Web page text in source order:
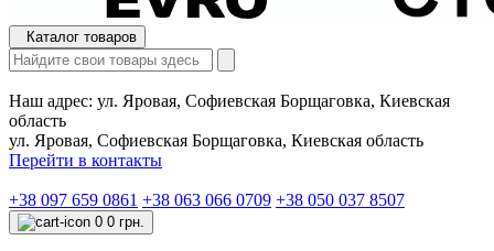
Каталог товаров
Наш адрес: ул. Яровая, Софиевская Борщаговка, Киевская
область
ул. Яровая, Софиевская Борщаговка, Киевская область
Перейти в контакты
+38 097 659 0861 +38 063 066 0709 +38 050 037 8507
0 0 грн.